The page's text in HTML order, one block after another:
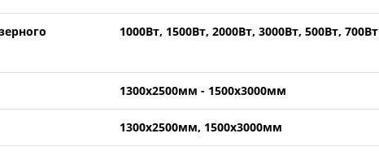
1000Вт, 1500Вт, 2000Вт, 3000Вт, 500Вт, 700Вт
1300х2500мм - 1500х3000мм
1300х2500мм, 1500х3000мм